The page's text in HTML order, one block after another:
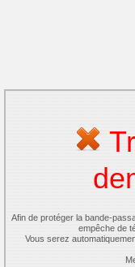
Afin de protéger la bande-
empêche de
Vous serez